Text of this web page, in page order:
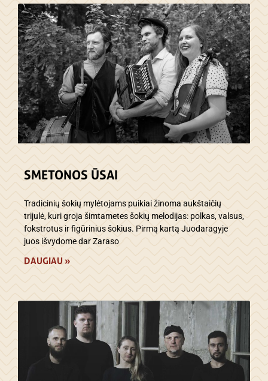
SMETONOS ŪSAI
Tradicinių šokių mylėtojams puikiai žinoma aukštaičių
trijulė, kuri groja šimtametes šokių melodijas: polkas, valsus,
fokstrotus ir figūrinius šokius. Pirmą kartą Juodaragyje
juos išvydome dar Zaraso
DAUGIAU »